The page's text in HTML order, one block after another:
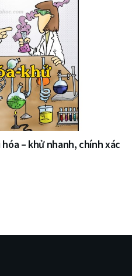
– khử nhanh, chính xác